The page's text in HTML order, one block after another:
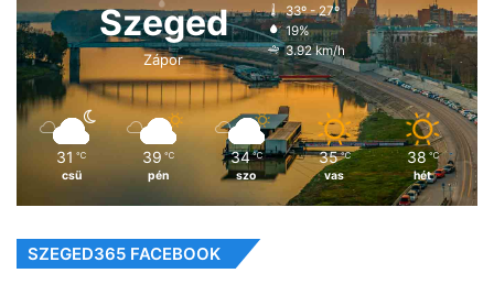
Szeged
Zápor
33º - 27º
19%
3.92 km/h
31 ℃
csü
39 ℃
pén
34 ℃
szo
35 ℃
vas
38 ℃
hét
SZEGED365 FACEBOOK